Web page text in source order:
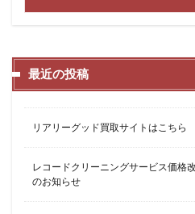
最近の投稿
リアリーグッド買取サイトはこちら
レコードクリーニングサービス価格
のお知らせ